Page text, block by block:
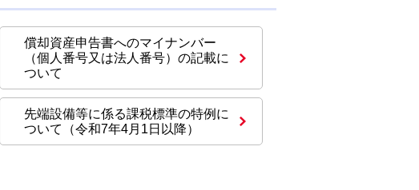
償却資産申告書へのマイナンバー
（個人番号又は法人番号）の記載に
ついて
先端設備等に係る課税標準の特例に
ついて（令和7年4月1日以降）